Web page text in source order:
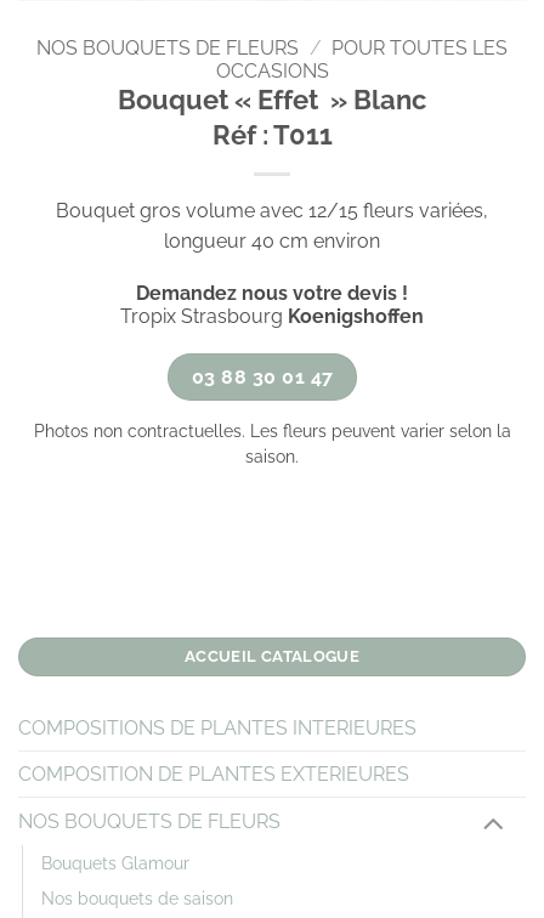
ACCUEIL CATALOGUE
COMPOSITIONS DE PLANTES INTERIEURES
COMPOSITION DE PLANTES EXTERIEURES
NOS BOUQUETS DE FLEURS
Bouquets Glamour
Nos bouquets de saison
NOS BOUQUETS DE FLEURS / POUR TOUTES LES
OCCASIONS
Bouquet « Effet » Blanc
Réf : T011
Bouquet gros volume avec 12/15 fleurs variées,
longueur 40 cm environ
Demandez nous votre devis !
Tropix Strasbourg Koenigshoffen
03 88 30 01 47
Photos non contractuelles. Les fleurs peuvent varier selon la
saison.